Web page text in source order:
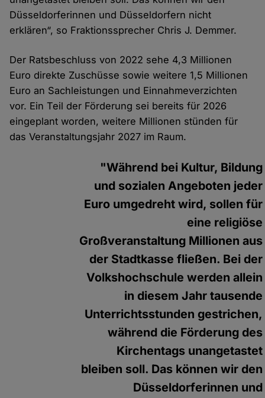
Düsseldorferinnen und Düsseldorfern nicht
erklären“, so Fraktionssprecher Chris J. Demmer.
Der Ratsbeschluss von 2022 sehe 4,3 Millionen
Euro direkte Zuschüsse sowie weitere 1,5 Millionen
Euro an Sachleistungen und Einnahmeverzichten
vor. Ein Teil der Förderung sei bereits für 2026
eingeplant worden, weitere Millionen stünden für
das Veranstaltungsjahr 2027 im Raum.
"Während bei Kultur, Bildung
und sozialen Angeboten jeder
Euro umgedreht wird, sollen für
eine religiöse
Großveranstaltung Millionen aus
der Stadtkasse fließen. Bei der
Volkshochschule werden allein
in diesem Jahr tausende
Unterrichtsstunden gestrichen,
während die Förderung des
Kirchentags unangetastet
bleiben soll. Das können wir den
Düsseldorferinnen und